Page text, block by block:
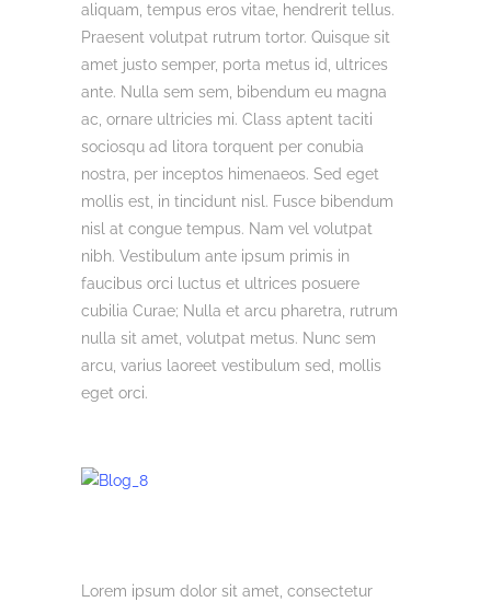
aliquam, tempus eros vitae, hendrerit tellus.
Praesent volutpat rutrum tortor. Quisque sit
amet justo semper, porta metus id, ultrices
ante. Nulla sem sem, bibendum eu magna
ac, ornare ultricies mi. Class aptent taciti
sociosqu ad litora torquent per conubia
nostra, per inceptos himenaeos. Sed eget
mollis est, in tincidunt nisl. Fusce bibendum
nisl at congue tempus. Nam vel volutpat
nibh. Vestibulum ante ipsum primis in
faucibus orci luctus et ultrices posuere
cubilia Curae; Nulla et arcu pharetra, rutrum
nulla sit amet, volutpat metus. Nunc sem
arcu, varius laoreet vestibulum sed, mollis
eget orci.
Lorem ipsum dolor sit amet, consectetur